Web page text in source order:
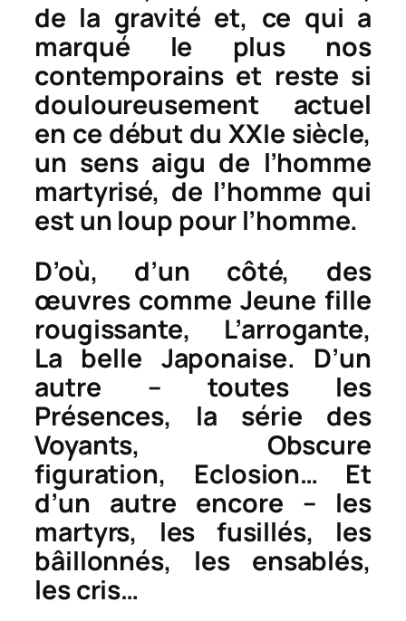
de la gravité et, ce qui a
marqué le plus nos
contemporains et reste si
douloureusement actuel
en ce début du XXIe siècle,
un sens aigu de l’homme
martyrisé, de l’homme qui
est un loup pour l’homme.
D’où, d’un côté, des
œuvres commeJeune fille
rougissante, L’arrogante,
La belle Japonaise. D’un
autre – toutes les
Présences, la série des
Voyants, Obscure
figuration, Eclosion… Et
d’un autre encore – les
martyrs, les fusillés, les
bâillonnés, les ensablés,
les cris…